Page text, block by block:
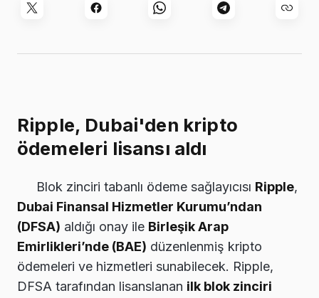
Ripple, Dubai'den kripto
ödemeleri lisansı aldı
Blok zinciri tabanlı ödeme sağlayıcısı Ripple,
Dubai Finansal Hizmetler Kurumu’ndan
(DFSA) aldığı onay ile Birleşik Arap
Emirlikleri’nde (BAE) düzenlenmiş kripto
ödemeleri ve hizmetleri sunabilecek. Ripple,
DFSA tarafından lisanslanan ilk blok zinciri